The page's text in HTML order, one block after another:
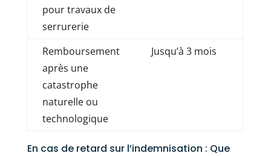
pour travaux de
serrurerie
Remboursement
après une
catastrophe
naturelle ou
technologique
Jusqu’à 3 mois
En cas de retard sur l’indemnisation : Que